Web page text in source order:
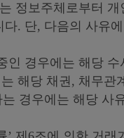
정보주체로부터
. 단, 다음의 사유
경우에는 해당 수
해당 채권, 채무관
경우에는 해당 사